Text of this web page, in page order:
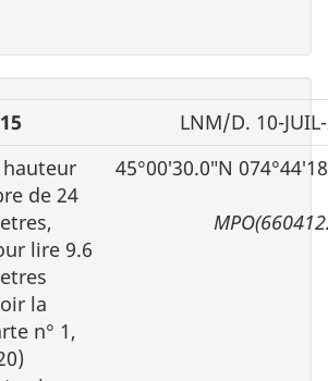
LNM/D. 10-
hauteur
de 24
lire 9.6
la
n° 1,
45°00′30.0″N